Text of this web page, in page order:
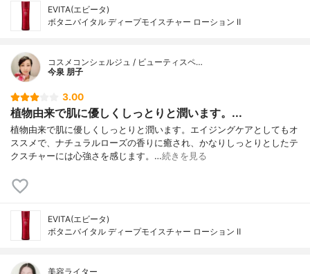
EVITA(エビータ)
ボタニバイタル ディープモイスチャー ローション Ⅱ
コスメコンシェルジュ / ビューティスペ…
今泉 朋子
3.00
植物由来で肌に優しくしっとりと潤います。...
植物由来で肌に優しくしっとりと潤います。エイジングケアとしてもオ
ススメで、ナチュラルローズの香りに癒され、かなりしっとりとしたテ
クスチャーには心強さを感じます。…続きを見る
EVITA(エビータ)
ボタニバイタル ディープモイスチャー ローション Ⅱ
美容ライター